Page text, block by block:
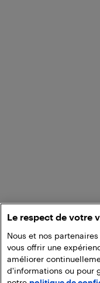
Le respect de votre
Nous et nos
vous offrir une
améliorer
d'informations ou pour